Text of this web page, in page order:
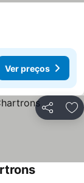
Ver preços
Partilhar